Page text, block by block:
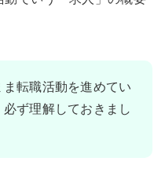
転職活動を進めてい
ず理解しておきまし